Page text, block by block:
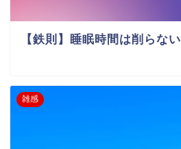
【鉄則】睡眠時間は削らない
雑感